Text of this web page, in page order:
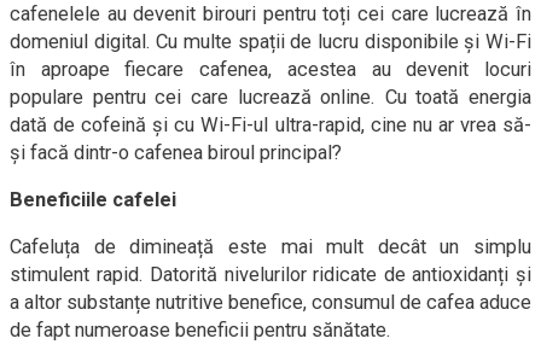
cafenelele au devenit birouri pentru toți cei care lucrează în
domeniul digital. Cu multe spații de lucru disponibile și Wi-Fi
în aproape fiecare cafenea, acestea au devenit locuri
populare pentru cei care lucrează online. Cu toată energia
dată de cofeină și cu Wi-Fi-ul ultra-rapid, cine nu ar vrea să-
și facă dintr-o cafenea biroul principal?
Beneficiile cafelei
Cafeluța de dimineață este mai mult decât un simplu
stimulent rapid. Datorită nivelurilor ridicate de antioxidanți și
a altor substanțe nutritive benefice, consumul de cafea aduce
de fapt numeroase beneficii pentru sănătate.